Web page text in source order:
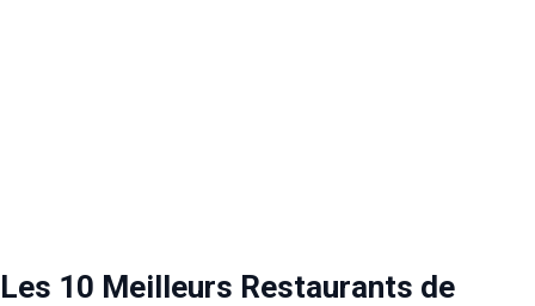
Les 10 Meilleurs Restaurants de